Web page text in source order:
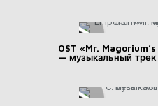
OST «Mr.
— музыкальный